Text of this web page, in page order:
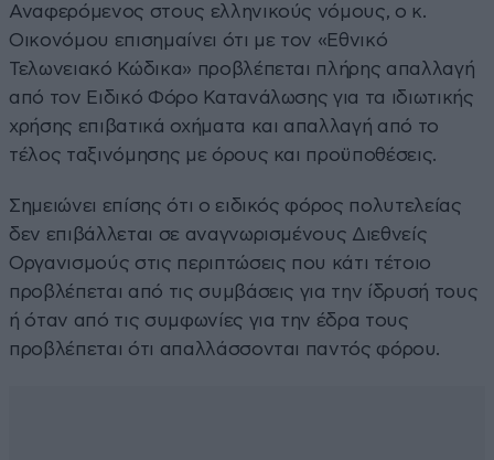
Αναφερόμενος στους ελληνικούς νόμους, ο κ.
Οικονόμου επισημαίνει ότι με τον «Εθνικό
Τελωνειακό Κώδικα» προβλέπεται πλήρης απαλλαγή
από τον Ειδικό Φόρο Κατανάλωσης για τα ιδιωτικής
χρήσης επιβατικά οχήματα και απαλλαγή από το
τέλος ταξινόμησης με όρους και προϋποθέσεις.
Σημειώνει επίσης ότι ο ειδικός φόρος πολυτελείας
δεν επιβάλλεται σε αναγνωρισμένους Διεθνείς
Οργανισμούς στις περιπτώσεις που κάτι τέτοιο
προβλέπεται από τις συμβάσεις για την ίδρυσή τους
ή όταν από τις συμφωνίες για την έδρα τους
προβλέπεται ότι απαλλάσσονται παντός φόρου.